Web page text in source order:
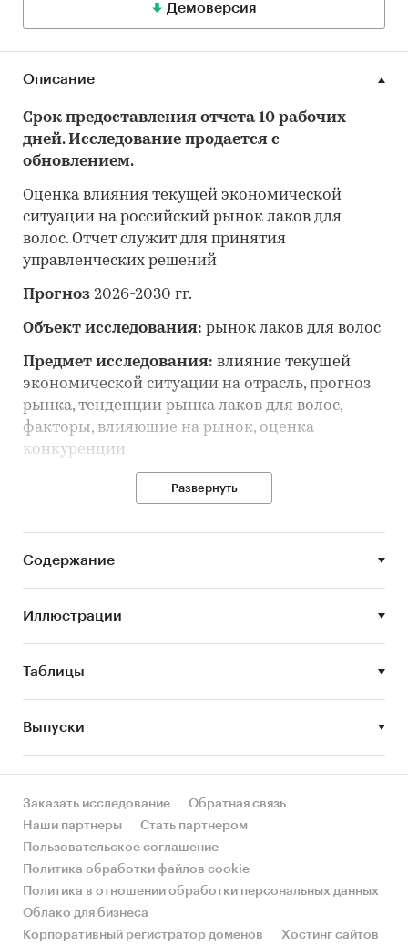
Демоверсия
Описание
Срок предоставления отчета 10 рабочих
дней. Исследование продается с
обновлением.
Оценка влияния текущей экономической
ситуации на российский рынок лаков для
волос. Отчет служит для принятия
управленческих решений
Прогноз 2026-2030 гг.
Объект исследования: рынок лаков для волос
Предмет исследования: влияние текущей
экономической ситуации на отрасль, прогноз
рынка, тенденции рынка лаков для волос,
факторы, влияющие на рынок, оценка
конкуренции
Анализ и прогноз рынка лаков для волос
выполнен по рынку в целом, без выделения его
Описание состояния рынка лаков для волос
Оценка объема рынка лаков для волос
STEP-анализ факторов, влияющих на рынок
лаков для волос
Оценка текущих тенденций и перспектив
Анализ влияния кризисов на отрасль
Составление прогноза развития рынка до
2030 г.
Развернуть
Содержание
Иллюстрации
Таблицы
Выпуски
Заказать исследование
Обратная связь
Наши партнеры
Стать партнером
Пользовательское соглашение
Политика обработки файлов cookie
Политика в отношении обработки персональных данных
Облако для бизнеса
Корпоративный регистратор доменов
Хостинг сайтов